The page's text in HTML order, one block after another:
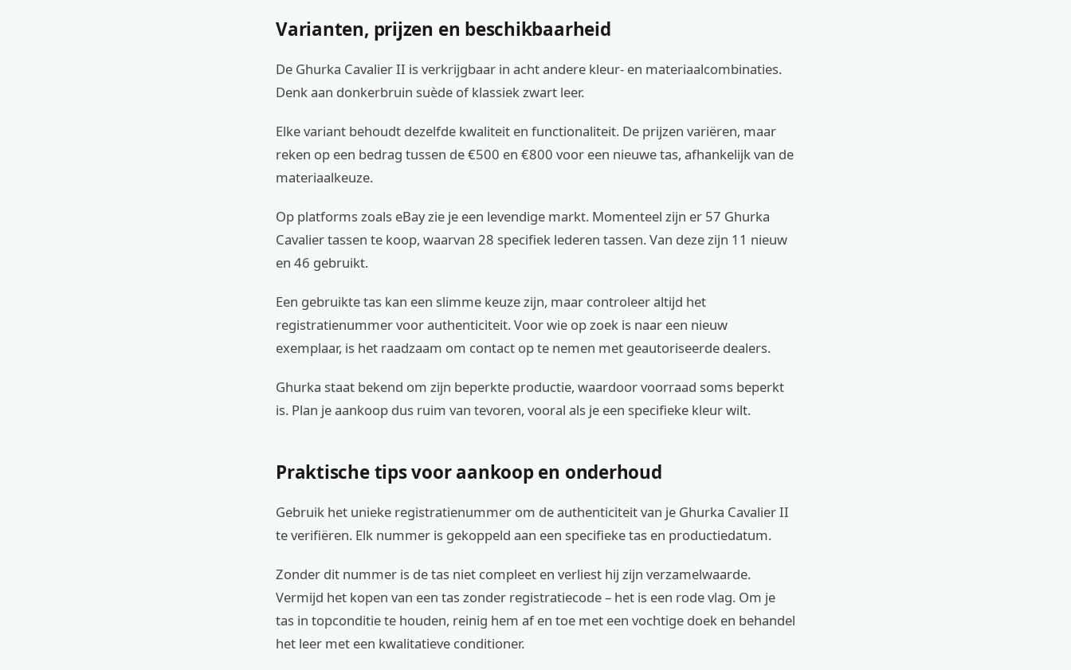
Varianten, prijzen en beschikbaarheid
De Ghurka Cavalier II is verkrijgbaar in acht andere kleur- en materiaalcombinaties.
Denk aan donkerbruin suède of klassiek zwart leer.
Elke variant behoudt dezelfde kwaliteit en functionaliteit. De prijzen variëren, maar
reken op een bedrag tussen de €500 en €800 voor een nieuwe tas, afhankelijk van de
materiaalkeuze.
Op platforms zoals eBay zie je een levendige markt. Momenteel zijn er 57 Ghurka
Cavalier tassen te koop, waarvan 28 specifiek lederen tassen. Van deze zijn 11 nieuw
en 46 gebruikt.
Een gebruikte tas kan een slimme keuze zijn, maar controleer altijd het
registratienummer voor authenticiteit. Voor wie op zoek is naar een nieuw
exemplaar, is het raadzaam om contact op te nemen met geautoriseerde dealers.
Ghurka staat bekend om zijn beperkte productie, waardoor voorraad soms beperkt
is. Plan je aankoop dus ruim van tevoren, vooral als je een specifieke kleur wilt.
Praktische tips voor aankoop en onderhoud
Gebruik het unieke registratienummer om de authenticiteit van je Ghurka Cavalier II
te verifiëren. Elk nummer is gekoppeld aan een specifieke tas en productiedatum.
Zonder dit nummer is de tas niet compleet en verliest hij zijn verzamelwaarde.
Vermijd het kopen van een tas zonder registratiecode – het is een rode vlag. Om je
tas in topconditie te houden, reinig hem af en toe met een vochtige doek en behandel
het leer met een kwalitatieve conditioner.